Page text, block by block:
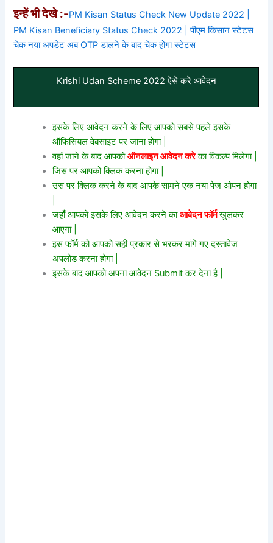
इन्हें भी देखे :-PM Kisan Status Check New Update 2022 |
PM Kisan Beneficiary Status Check 2022 | पीएम किसान स्टेटस
चेक नया अपडेट अब OTP डालने के बाद चेक होगा स्टेटस
Krishi Udan Scheme 2022 ऐसे करे आवेदन
इसके लिए आवेदन करने के लिए आपको सबसे पहले इसके
ऑफिसियल वेबसाइट पर जाना होगा |
वहां जाने के बाद आपकोऑनलाइन आवेदन करेका विकल्प मिलेगा |
जिस पर आपको क्लिक करना होगा |
उस पर क्लिक करने के बाद आपके सामने एक नया पेज ओपन होगा
जहाँ आपको इसके लिए आवेदन करने काआवेदन फॉर्मखुलकर
आएगा |
इस फॉर्म को आपको सही प्रकार से भरकर मांगे गए दस्तावेज
अपलोड करना होगा |
इसके बाद आपको अपना आवेदन Submit कर देना है |